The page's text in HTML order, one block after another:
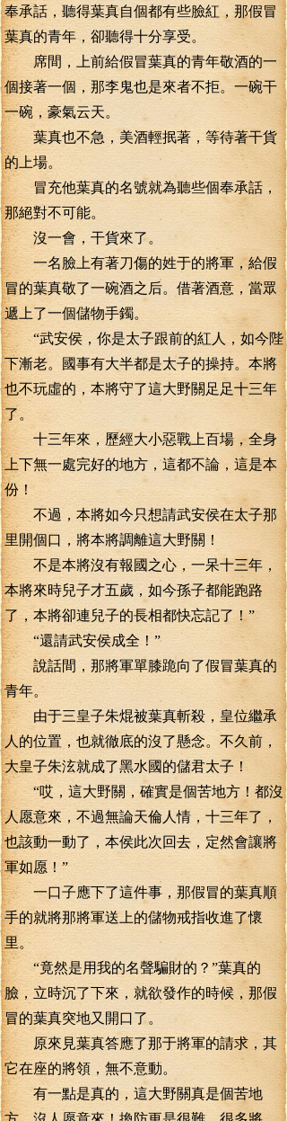
奉承話，聽得葉真自個都有些臉紅，那假冒
葉真的青年，卻聽得十分享受。
席間，上前給假冒葉真的青年敬酒的一
個接著一個，那李鬼也是來者不拒。一碗干
一碗，豪氣云天。
葉真也不急，美酒輕抿著，等待著干貨
的上場。
冒充他葉真的名號就為聽些個奉承話，
那絕對不可能。
沒一會，干貨來了。
一名臉上有著刀傷的姓于的將軍，給假
冒的葉真敬了一碗酒之后。借著酒意，當眾
遞上了一個儲物手鐲。
“武安侯，你是太子跟前的紅人，如今陛
下漸老。國事有大半都是太子的操持。本將
也不玩虛的，本將守了這大野關足足十三年
了。
十三年來，歷經大小惡戰上百場，全身
上下無一處完好的地方，這都不論，這是本
份！
不過，本將如今只想請武安侯在太子那
里開個口，將本將調離這大野關！
不是本將沒有報國之心，一呆十三年，
本將來時兒子才五歲，如今孫子都能跑路
了，本將卻連兒子的長相都快忘記了！”
“還請武安侯成全！”
說話間，那將軍單膝跪向了假冒葉真的
青年。
由于三皇子朱焜被葉真斬殺，皇位繼承
人的位置，也就徹底的沒了懸念。不久前，
大皇子朱泫就成了黑水國的儲君太子！
“哎，這大野關，確實是個苦地方！都沒
人愿意來，不過無論天倫人情，十三年了，
也該動一動了，本侯此次回去，定然會讓將
軍如愿！”
一口子應下了這件事，那假冒的葉真順
手的就將那將軍送上的儲物戒指收進了懷
里。
“竟然是用我的名聲騙財的？”葉真的
臉，立時沉了下來，就欲發作的時候，那假
冒的葉真突地又開口了。
原來見葉真答應了那于將軍的請求，其
它在座的將領，無不意動。
有一點是真的，這大野關真是個苦地